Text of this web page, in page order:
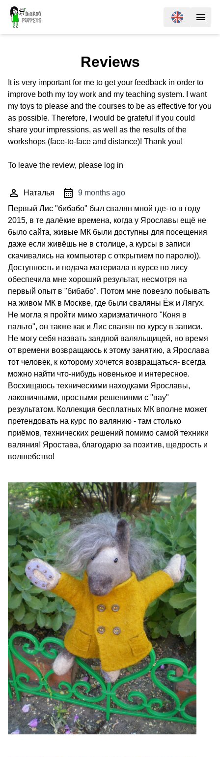
Reviews
It is very important for me to get your feedback in order to
improve both my toy work and my teaching system. I want
my toys to please and the courses to be as effective for you
as possible. Therefore, I would be grateful if you could
share your impressions, as well as the results of the
workshops (face-to-face and distance)! Thank you!
To leave the review, please log in
Наталья
9 months ago
Первый Лис "бибабо" был свалян мной где-то в году
2015, в те далёкие времена, когда у Ярославы ещё не
было сайта, живые МК были доступны для посещения
даже если живёшь не в столице, а курсы в записи
скачивались на компьютер с открытием по паролю)).
Доступность и подача материала в курсе по лису
обеспечила мне хороший результат, несмотря на
первый опыт в "бибабо". Потом мне повезло побывать
на живом МК в Москве, где были сваляны Ёж и Лягух.
Не могла я пройти мимо харизматичного "Коня в
пальто", он также как и Лис свалян по курсу в записи.
Не могу себя назвать заядлой валяльщицей, но время
от времени возвращаюсь к этому занятию, а Ярослава
тот человек, к которому хочется возвращаться- всегда
можно найти что-нибудь новенькое и интересное.
Восхищаюсь техническими находками Ярославы,
лаконичными, простыми решениями с "вау"
результатом. Коллекция бесплатных МК вполне может
претендовать на курс по валянию - там столько
приёмов, технических решений помимо самой техники
валяния! Яростава, благодарю за позитив, щедрость и
волшебство!